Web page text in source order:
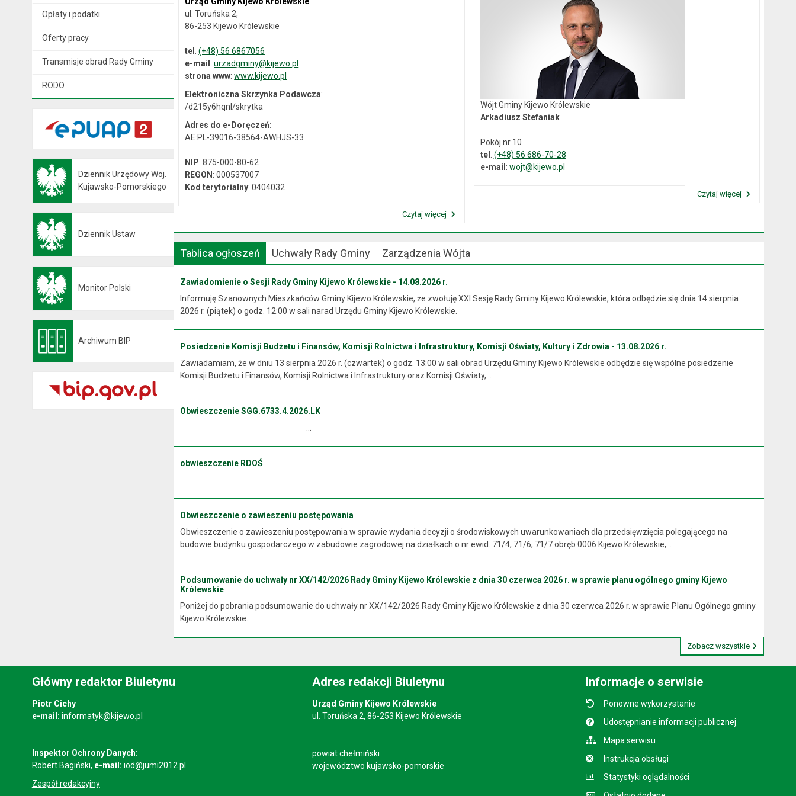
Opłaty i podatki
Oferty pracy
Transmisje obrad Rady Gminy
RODO
Dziennik Urzędowy Woj.
Kujawsko-Pomorskiego
Dziennik Ustaw
Monitor Polski
Archiwum BIP
ul. Toruńska 2,
86-253 Kijewo Królewskie
tel .(+48) 56 6867056
e-mail :urzadgminy@kijewo.pl
strona www:www.kijewo.pl
Elektroniczna Skrzynka Podawcza:
/d215y6hqnl/skrytka
Adres do e-Doręczeń:
AE:PL-39016-38564-AWHJS-33
NIP: 875-000-80-62
REGON : 000537007
Kod terytorialny: 0404032
Czytaj więcej
Wójt Gminy Kijewo Królewskie
Arkadiusz Stefaniak
Pokój nr 10
tel
(+48) 56 686-70-28
e-mail : wojt@kijewo.pl
Czytaj więcej
Tablica ogłoszeń Uchwały Rady Gminy Zarządzenia Wójta
Zawiadomienie o Sesji Rady Gminy Kijewo Królewskie - 14.08.2026 r.
Informuję Szanownych Mieszkańców Gminy Kijewo Królewskie, że zwołuję XXI Sesję Rady Gminy Kijewo Królewskie, która odbędzie się dnia 14 sierpnia
2026 r. (piątek) o godz. 12:00 w sali narad Urzędu Gminy Kijewo Królewskie.
Posiedzenie Komisji Budżetu i Finansów, Komisji Rolnictwa i Infrastruktury, Komisji Oświaty, Kultury i Zdrowia - 13.08.2026 r.
Zawiadamiam, że w dniu 13 sierpnia 2026 r. (czwartek) o godz. 13:00 w sali obrad Urzędu Gminy Kijewo Królewskie odbędzie się wspólne posiedzenie
Komisji Budżetu i Finansów, Komisji Rolnictwa i Infrastruktury oraz Komisji Oświaty,...
Obwieszczenie SGG.6733.4.2026.LK
obwieszczenie RDOŚ
Obwieszczenie o zawieszeniu postępowania
Obwieszczenie o zawieszeniu postępowania w sprawie wydania decyzji o środowiskowych uwarunkowaniach dla przedsięwzięcia polegającego na
budowie budynku gospodarczego w zabudowie zagrodowej na działkach o nr ewid. 71/4, 71/6, 71/7 obręb 0006 Kijewo Królewskie,...
Podsumowanie do uchwały nr XX/142/2026 Rady Gminy Kijewo Królewskie z dnia 30 czerwca 2026 r. w sprawie planu ogólnego gminy Kijewo
Królewskie
Poniżej do pobrania podsumowanie do uchwały nr XX/142/2026 Rady Gminy Kijewo Królewskie z dnia 30 czerwca 2026 r. w sprawie Planu Ogólnego gminy
Kijewo Królewskie.
Zobacz wszystkie
Główny redaktor Biuletynu
Piotr Cichy
e-mail: informatyk@kijewo.pl
Inspektor Ochrony Danych:
Robert Bagiński, e-mail: iod@jumi2012.pl
Zespół redakcyjny
Adres redakcji Biuletynu
Urząd Gminy Kijewo Królewskie
ul. Toruńska 2, 86-253 Kijewo Królewskie
powiat chełmiński
województwo kujawsko-pomorskie
Informacje o serwisie
Ponowne wykorzystanie
Udostępnianie informacji publicznej
Mapa serwisu
Instrukcja obsługi
Statystyki oglądalności